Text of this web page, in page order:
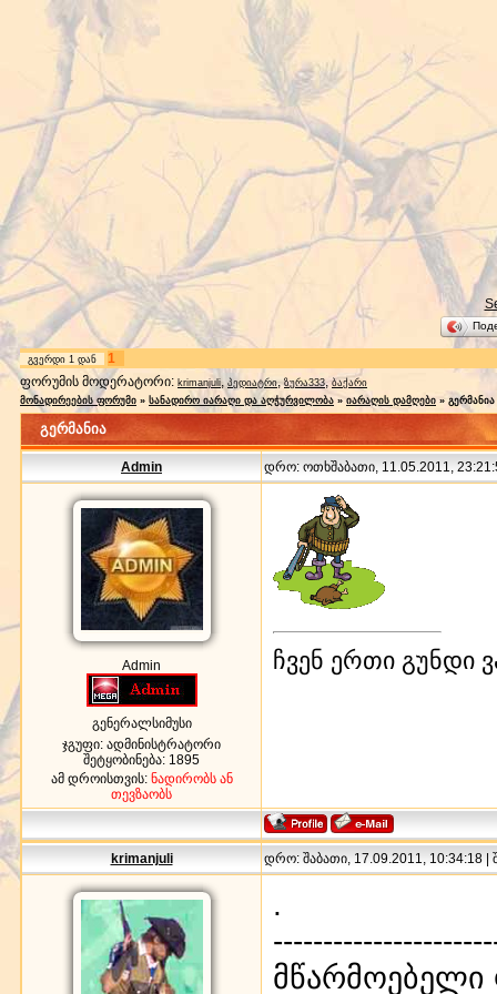
გვერდი 1 დან
1
ფორუმის მოდერატორი: krimanjuli, პედიატრი,ზურა333, ბაქარი
მონადირეების ფორუმი » სანადირო იარაღი და აღჭურვილობა » იარაღის დამღები » გერმანია
გერმანია
Admin დრო: ოთხშაბათი, 11.05.2011,
Admin
გენერალსიმუსი
ჯგუფი: ადმინისტრატორი
შეტყობინება: 1895
ამ დროისთვის: ნადირობს ან
თევზაობს
ჩვენ ერთი გუნდი
krimanjuli დრო: შაბათი, 17.09.2011, 10:34:18 |
.
მწარმოებელი